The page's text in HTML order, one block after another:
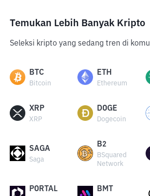
Temukan Lebih Banyak Kripto
Seleksi kripto yang sedang tren di
BTC
Bitcoin
ETH
Ethereum
XRP
XRP
DOGE
Dogecoin
SAGA
Saga
B2
BSquared
Network
PORTAL BMT